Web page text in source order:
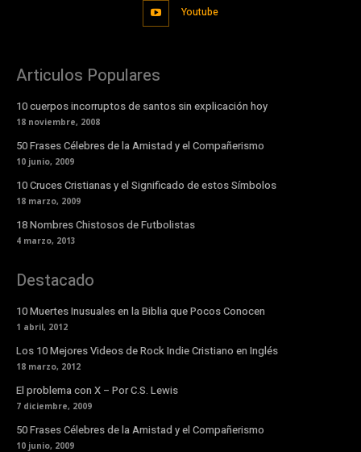
Youtube
Articulos Populares
10 cuerpos incorruptos de santos sin explicación hoy
18 noviembre, 2008
50 Frases Célebres de la Amistad y el Compañerismo
10 junio, 2009
10 Cruces Cristianas y el Significado de estos Símbolos
18 marzo, 2009
18 Nombres Chistosos de Futbolistas
4 marzo, 2013
Destacado
10 Muertes Inusuales en la Biblia que Pocos Conocen
1 abril, 2012
Los 10 Mejores Videos de Rock Indie Cristiano en Inglés
18 marzo, 2012
El problema con X – Por C.S. Lewis
7 diciembre, 2009
50 Frases Célebres de la Amistad y el Compañerismo
10 junio, 2009